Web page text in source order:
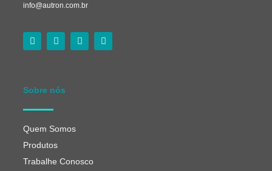
info@autron.com.br
Sobre nós
Quem Somos
Produtos
Trabalhe Conosco